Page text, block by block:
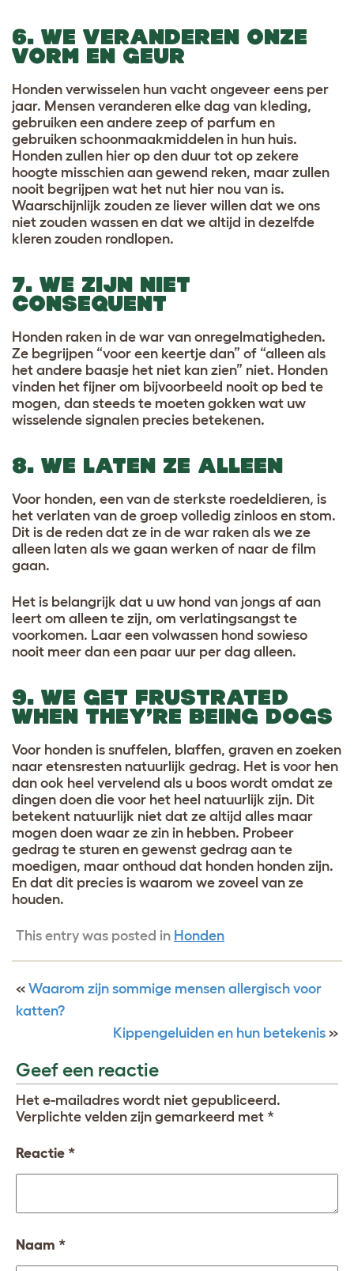
6. WE VERANDEREN ONZE
VORM EN GEUR
Honden verwisselen hun vacht ongeveer eens per
jaar. Mensen veranderen elke dag van kleding,
gebruiken een andere zeep of parfum en
gebruiken schoonmaakmiddelen in hun huis.
Honden zullen hier op den duur tot op zekere
hoogte misschien aan gewend reken, maar zullen
nooit begrijpen wat het nut hier nou van is.
Waarschijnlijk zouden ze liever willen dat we ons
niet zouden wassen en dat we altijd in dezelfde
kleren zouden rondlopen.
7. WE ZIJN NIET
CONSEQUENT
Honden raken in de war van onregelmatigheden.
Ze begrijpen “voor een keertje dan” of “alleen als
het andere baasje het niet kan zien” niet. Honden
vinden het fijner om bijvoorbeeld nooit op bed te
mogen, dan steeds te moeten gokken wat uw
wisselende signalen precies betekenen.
8. WE LATEN ZE ALLEEN
Voor honden, een van de sterkste roedeldieren, is
het verlaten van de groep volledig zinloos en stom.
Dit is de reden dat ze in de war raken als we ze
alleen laten als we gaan werken of naar de film
gaan.
Het is belangrijk dat u uw hond van jongs af aan
leert om alleen te zijn, om verlatingsangst te
voorkomen. Laar een volwassen hond sowieso
nooit meer dan een paar uur per dag alleen.
9. WE GET FRUSTRATED
WHEN THEY’RE BEING DOGS
Voor honden is snuffelen, blaffen, graven en zoeken
naar etensresten natuurlijk gedrag. Het is voor hen
dan ook heel vervelend als u boos wordt omdat ze
dingen doen die voor het heel natuurlijk zijn. Dit
betekent natuurlijk niet dat ze altijd alles maar
mogen doen waar ze zin in hebben. Probeer
gedrag te sturen en gewenst gedrag aan te
moedigen, maar onthoud dat honden honden zijn.
En dat dit precies is waarom we zoveel van ze
houden.
This entry was posted in Honden
« Waarom zijn sommige mensen allergisch voor
katten?
Kippengeluiden en hun betekenis »
Geef een reactie
Het e-mailadres wordt niet gepubliceerd.
Verplichte velden zijn gemarkeerd met *
Reactie *
Naam *